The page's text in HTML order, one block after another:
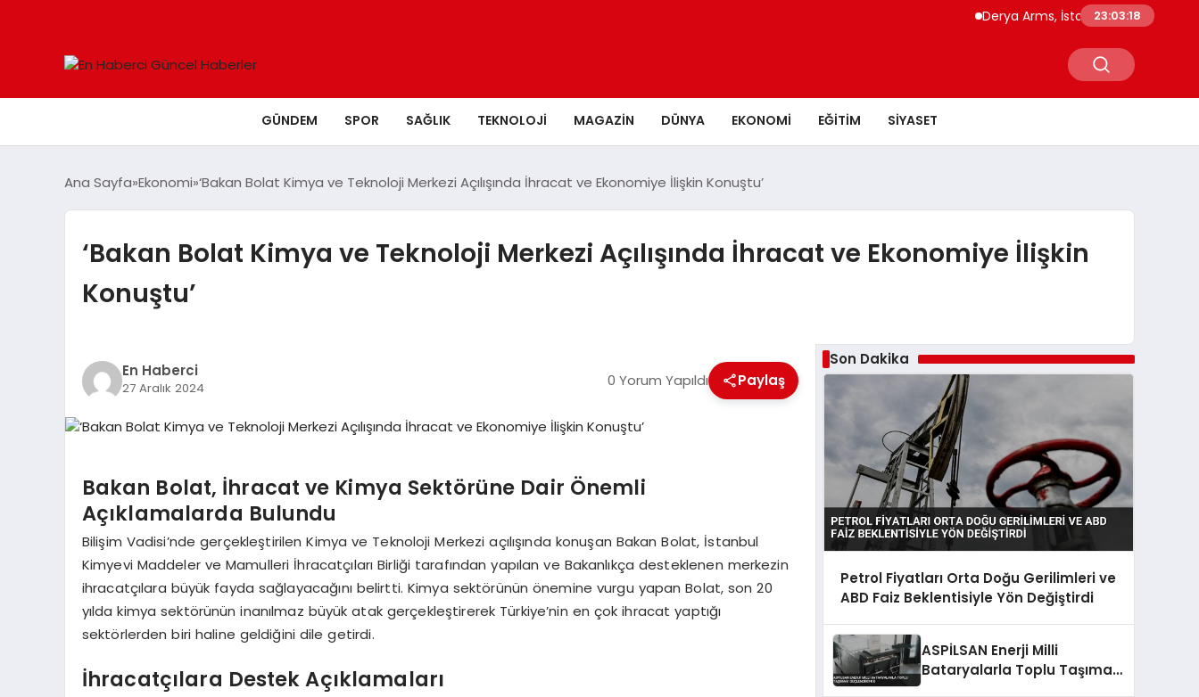
Derya Arms, İstanbul Prohunt
23:03:19
GÜNDEM SPOR SAĞLIK TEKNOLOJI MAGAZIN DÜNYA EKONOMI EĞITIM SIYASET
Ana Sayfa Ekonomi ‘Bakan Bolat Kimya ve Teknoloji Merkezi Açılışında İhracat ve Ekonomiye İlişkin Konuştu’
‘Bakan Bolat Kimya ve Teknoloji Merkezi Açılışında İhracat ve Ekonomiye İlişkin
Konuştu’
En Haberci
27 Aralık 2024 0 Yorum Yapıldı Paylaş
Bakan Bolat, İhracat ve Kimya Sektörüne Dair Önemli
Açıklamalarda Bulundu
Bilişim Vadisi’nde gerçekleştirilen Kimya ve Teknoloji Merkezi açılışında konuşan Bakan Bolat, İstanbul
Kimyevi Maddeler ve Mamulleri İhracatçıları Birliği tarafından yapılan ve Bakanlıkça desteklenen merkezin
ihracatçılara büyük fayda sağlayacağını belirtti. Kimya sektörünün önemine vurgu yapan Bolat, son 20
yılda kimya sektörünün inanılmaz büyük atak gerçekleştirerek Türkiye’nin en çok ihracat yaptığı
sektörlerden biri haline geldiğini dile getirdi.
İhracatçılara Destek Açıklamaları
Son Dakika
Petrol Fiyatları Orta Doğu Gerilimleri ve
ABD Faiz Beklentisiyle Yön Değiştirdi
ASPİLSAN Enerji Milli
Bataryalarla Toplu Taşımayı